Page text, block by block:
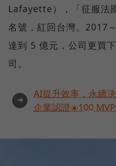
Lafayette），「征服法
名號，紅回台灣。2017
達到 5 億元，公司更買
司。
➜
AI提升效率，永續
企業認證☀️100